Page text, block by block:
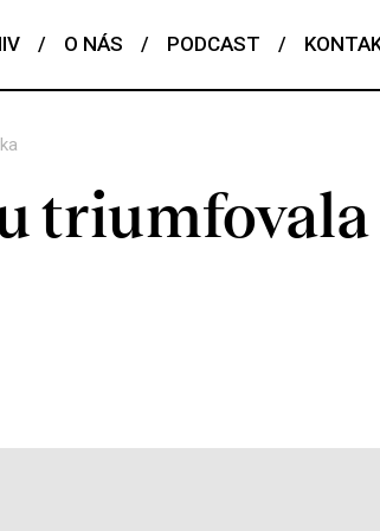
/ O NÁS / PODCAST /
triumfovala